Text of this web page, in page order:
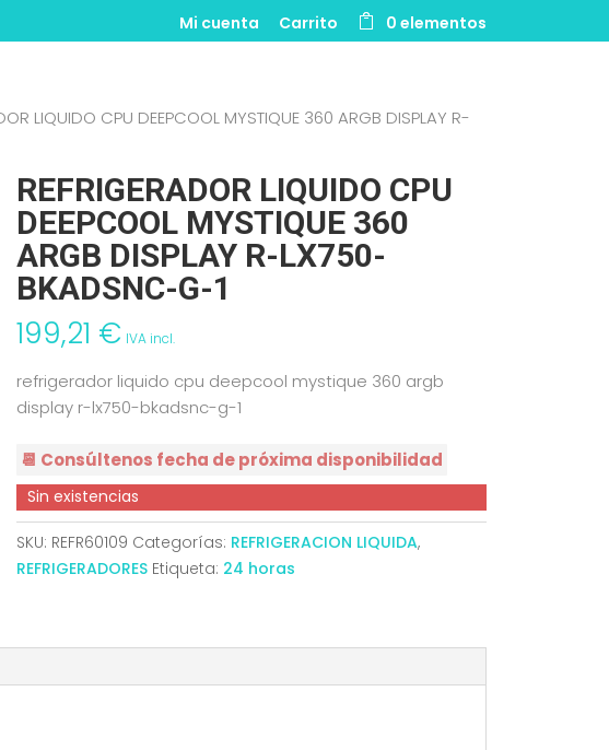
Mi cuenta Carrito 0 elementos
LIQUIDO CPU DEEPCOOL MYSTIQUE 360 ARGB DISPLAY R-
REFRIGERADOR LIQUIDO CPU
DEEPCOOL MYSTIQUE 360
ARGB DISPLAY R-LX750-
BKADSNC-G-1
199,21 € IVA incl.
refrigerador liquido cpu deepcool mystique 360 argb
display r-lx750-bkadsnc-g-1
📆 Consúltenos fecha de próxima disponibilidad
Sin existencias
SKU: REFR60109 Categorías: REFRIGERACION LIQUIDA,
REFRIGERADORES Etiqueta: 24 horas